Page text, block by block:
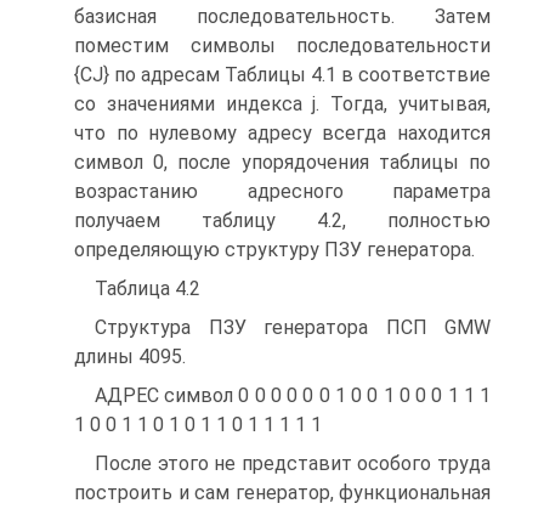
базисная последовательность. Затем
поместим символы последовательности
{CJ} по адресам Таблицы 4.1 в соответствие
со значениями индекса j. Тогда, учитывая,
что по нулевому адресу всегда находится
символ 0, после упорядочения таблицы по
возрастанию адресного параметра
получаем таблицу 4.2, полностью
определяющую структуру ПЗУ генератора.
Таблица 4.2
Структура ПЗУ генератора ПСП GMW
длины 4095.
АДРЕС символ 0 0 0 0 0 0 1 0 0 1 0 0 0 1 1 1
1 0 0 1 1 0 1 0 1 1 0 1 1 1 1 1
После этого не представит особого труда
построить и сам генератор, функциональная